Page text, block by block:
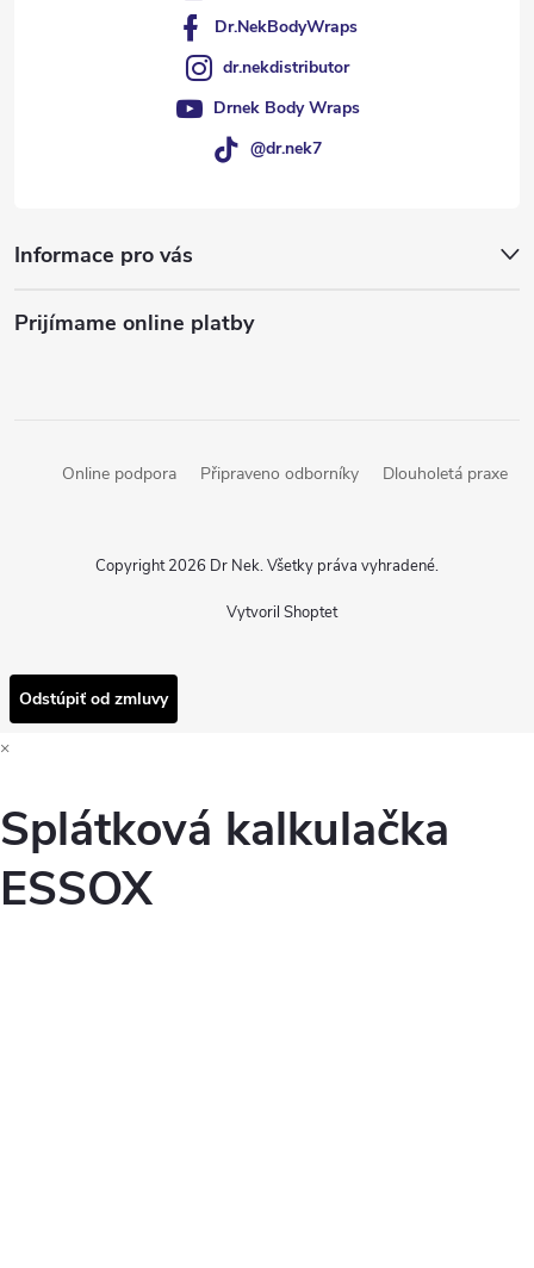
Dr.NekBodyWraps
dr.nekdistributor
Drnek Body Wraps
@dr.nek7
Informace pro vás
Prijímame online platby
Online podpora Připraveno odborníky Dlouholetá praxe
Vytvoril Shoptet
Copyright 2026 Dr Nek. Všetky práva vyhradené.
Odstúpiť od zmluvy
×
Splátková kalkulačka
ESSOX